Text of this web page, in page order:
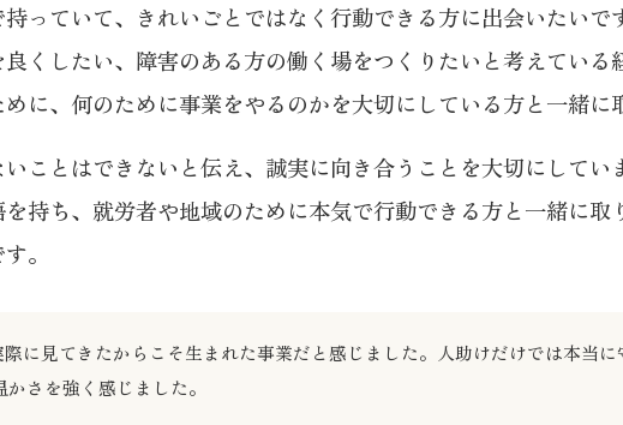
っていて、きれいごとではなく行動できる方に出会いたい
くしたい、障害のある方の働く場をつくりたいと考えている
に、何のために事業をやるのかを大切にしている方と一緒に
ことはできないと伝え、誠実に向き合うことを大切にして
持ち、就労者や地域のために本気で行動できる方と一緒に
。
に見てきたからこそ生まれた事業だと感じました。人助けだけでは本当
さを強く感じました。